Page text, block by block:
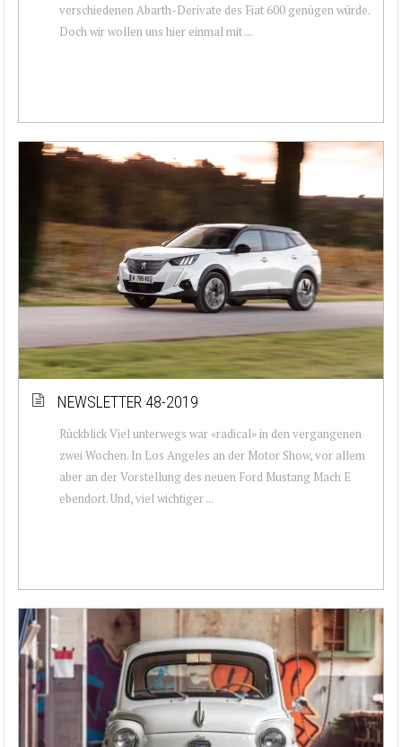
verschiedenen Abarth-Derivate des Fiat 600 genügen würde.
Doch wir wollen uns hier einmal mit ...
NEWSLETTER 48-2019
Rückblick Viel unterwegs war «radical» in den vergangenen
zwei Wochen. In Los Angeles an der Motor Show, vor allem
aber an der Vorstellung des neuen Ford Mustang Mach E
ebendort. Und, viel wichtiger ...